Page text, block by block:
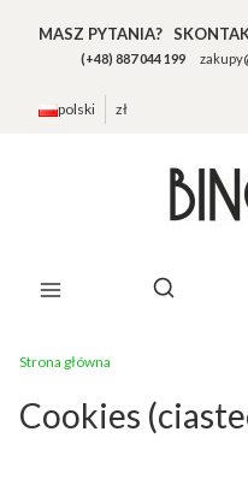
MASZ PYTANIA?
(+48) 887 044 199
polski zł
Otwórz
Strona główna
Cookies